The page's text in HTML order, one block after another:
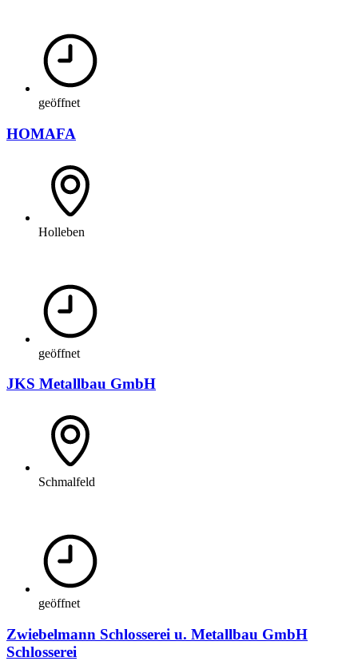
geöffnet
HOMAFA
Holleben
geöffnet
JKS Metallbau GmbH
Schmalfeld
geöffnet
Zwiebelmann Schlosserei u. Metallbau GmbH
Schlosserei